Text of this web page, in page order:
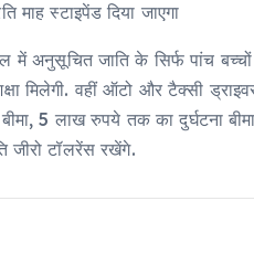
माह स्टाइपेंड दिया जाएगा
में अनुसूचित जाति के सिर्फ पांच
मिलेगी. वहीं ऑटो और टैक्सी
5 लाख रुपये तक का दुर्घटना
जीरो टॉलरेंस रखेंगे.